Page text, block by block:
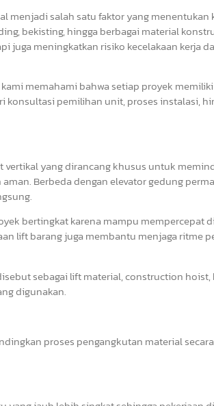
salah satu faktor yang menentukan
bekisting, hingga berbagai material
juga meningkatkan risiko kecelakaan kerja
memahami bahwa setiap proyek
pemilihan unit, proses instalasi,
yang dirancang khusus untuk
Berbeda dengan elevator gedung
bertingkat karena mampu mempercepat
lift barang juga membantu menjaga ritme
sebagai lift material, construction
digunakan.
proses pengangkutan material